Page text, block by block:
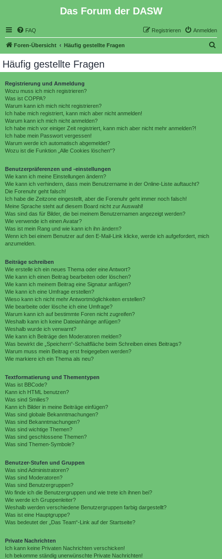
Das Forum der DASW
FAQ Anmelden
Registrieren
Foren-Übersicht Häufig gestellte Fragen
Häufig gestellte Fragen
Registrierung und Anmeldung
Wozu muss ich mich registrieren?
Was ist COPPA?
Warum kann ich mich nicht registrieren?
Ich habe mich registriert, kann mich aber nicht anmelden!
Warum kann ich mich nicht anmelden?
Ich habe mich vor einiger Zeit registriert, kann mich aber nicht mehr anmelden?!
Ich habe mein Passwort vergessen!
Warum werde ich automatisch abgemeldet?
Wozu ist die Funktion „Alle Cookies löschen“?
Benutzerpräferenzen und -einstellungen
Wie kann ich meine Einstellungen ändern?
Wie kann ich verhindern, dass mein Benutzername in der Online-Liste auftaucht?
Die Forenuhr geht falsch!
Ich habe die Zeitzone eingestellt, aber die Forenuhr geht immer noch falsch!
Meine Sprache steht auf diesem Board nicht zur Auswahl!
Was sind das für Bilder, die bei meinem Benutzernamen angezeigt werden?
Wie verwende ich einen Avatar?
Was ist mein Rang und wie kann ich ihn ändern?
Wenn ich bei einem Benutzer auf den E-Mail-Link klicke, werde ich aufgefordert, mich
anzumelden.
Beiträge schreiben
Wie erstelle ich ein neues Thema oder eine Antwort?
Wie kann ich einen Beitrag bearbeiten oder löschen?
Wie kann ich meinem Beitrag eine Signatur anfügen?
Wie kann ich eine Umfrage erstellen?
Wieso kann ich nicht mehr Antwortmöglichkeiten erstellen?
Wie bearbeite oder lösche ich eine Umfrage?
Warum kann ich auf bestimmte Foren nicht zugreifen?
Weshalb kann ich keine Dateianhänge anfügen?
Weshalb wurde ich verwarnt?
Wie kann ich Beiträge den Moderatoren melden?
Was bewirkt die „Speichern“-Schaltfläche beim Schreiben eines Beitrags?
Warum muss mein Beitrag erst freigegeben werden?
Wie markiere ich ein Thema als neu?
Textformatierung und Thementypen
Was ist BBCode?
Kann ich HTML benutzen?
Was sind Smilies?
Kann ich Bilder in meine Beiträge einfügen?
Was sind globale Bekanntmachungen?
Was sind Bekanntmachungen?
Was sind wichtige Themen?
Was sind geschlossene Themen?
Was sind Themen-Symbole?
Benutzer-Stufen und Gruppen
Was sind Administratoren?
Was sind Moderatoren?
Was sind Benutzergruppen?
Wo finde ich die Benutzergruppen und wie trete ich ihnen bei?
Wie werde ich Gruppenleiter?
Weshalb werden verschiedene Benutzergruppen farbig dargestellt?
Was ist eine Hauptgruppe?
Was bedeutet der „Das Team“-Link auf der Startseite?
Private Nachrichten
Ich kann keine Privaten Nachrichten verschicken!
Ich bekomme ständig unerwünschte Private Nachrichten!